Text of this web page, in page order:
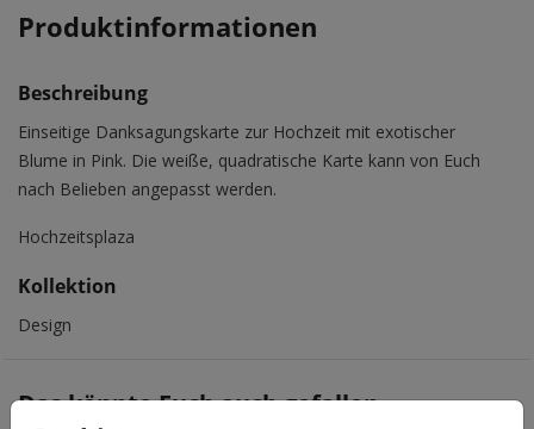
Produktinformationen
Beschreibung
Einseitige Danksagungskarte zur Hochzeit mit exotischer
Blume in Pink. Die weiße, quadratische Karte kann von Euch
nach Belieben angepasst werden.
Hochzeitsplaza
Kollektion
Design
Das könnte Euch auch gefallen